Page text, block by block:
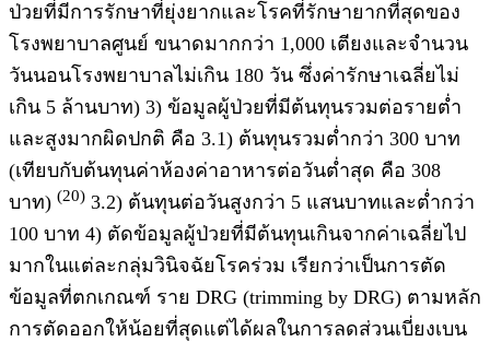
ป่วยที่มีการรักษาที่ยุ่งยากและโรคที่รักษายากที่สุดของ
โรงพยาบาลศูนย์ ขนาดมากกว่า 1,000 เตียงและจำนวน
วันนอนโรงพยาบาลไม่เกิน 180 วัน ซึ่งค่ารักษาเฉลี่ยไม่
เกิน 5 ล้านบาท) 3) ข้อมูลผู้ป่วยที่มีต้นทุนรวมต่อรายต่ำ
และสูงมากผิดปกติ คือ 3.1) ต้นทุนรวมต่ำกว่า 300 บาท
(เทียบกับต้นทุนค่าห้องค่าอาหารต่อวันต่ำสุด คือ 308
บาท) (20) 3.2) ต้นทุนต่อวันสูงกว่า 5 แสนบาทและต่ำกว่า
100 บาท 4) ตัดข้อมูลผู้ป่วยที่มีต้นทุนเกินจากค่าเฉลี่ยไป
มากในแต่ละกลุ่มวินิจฉัยโรคร่วม เรียกว่าเป็นการตัด
ข้อมูลที่ตกเกณฑ์ ราย DRG (trimming by DRG) ตามหลัก
การตัดออกให้น้อยที่สุดแต่ได้ผลในการลดส่วนเบี่ยงเบน